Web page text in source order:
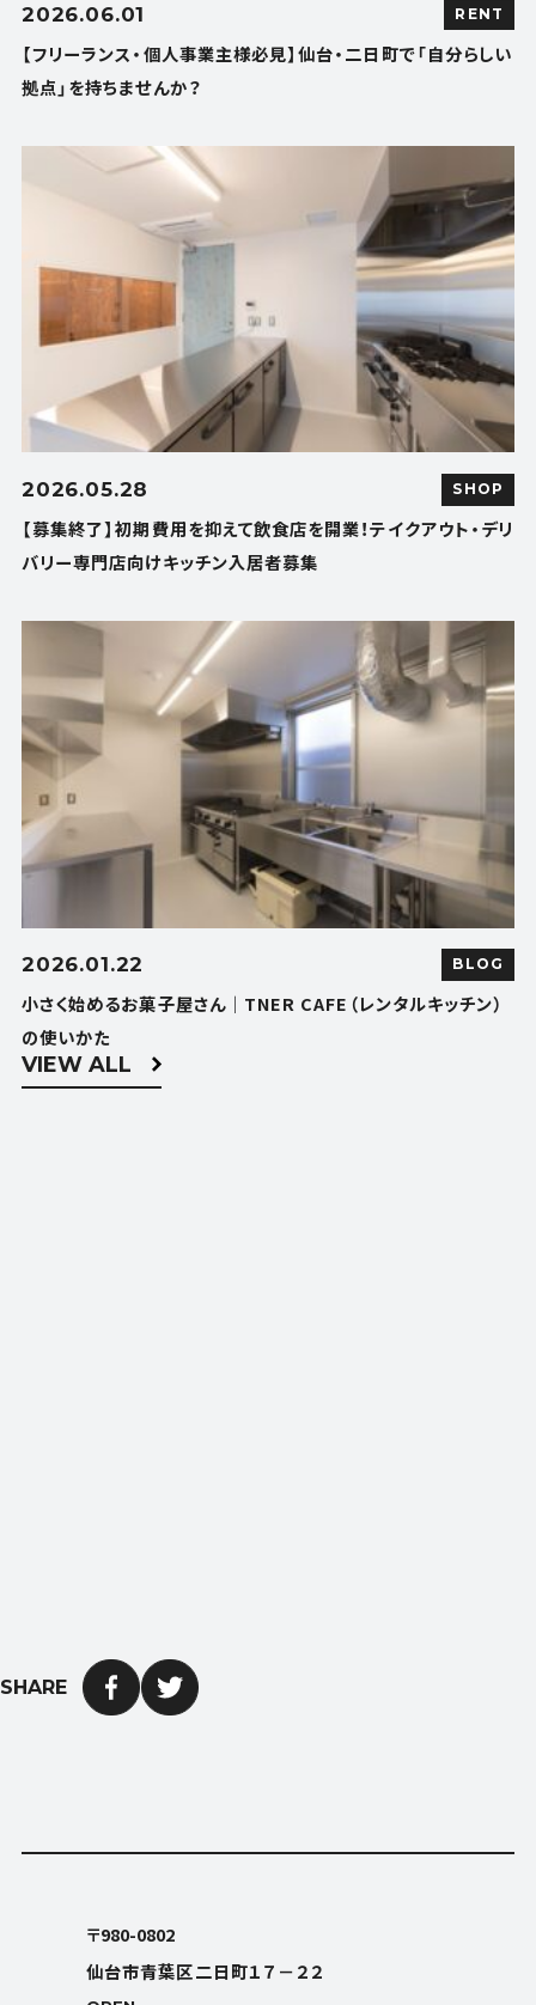
2026.06.01 RENT
【フリーランス・個人事業主様必見】仙台・二日町で「自分らしい
拠点」を持ちませんか？
2026.05.28 SHOP
【募集終了】初期費用を抑えて飲食店を開業！テイクアウト・デリ
バリー専門店向けキッチン入居者募集
2026.01.22 BLOG
小さく始めるお菓子屋さん｜TNER CAFE（レンタルキッチン）
の使いかた
VIEW ALL
SHARE
〒980-0802
仙台市青葉区二日町１７－２２